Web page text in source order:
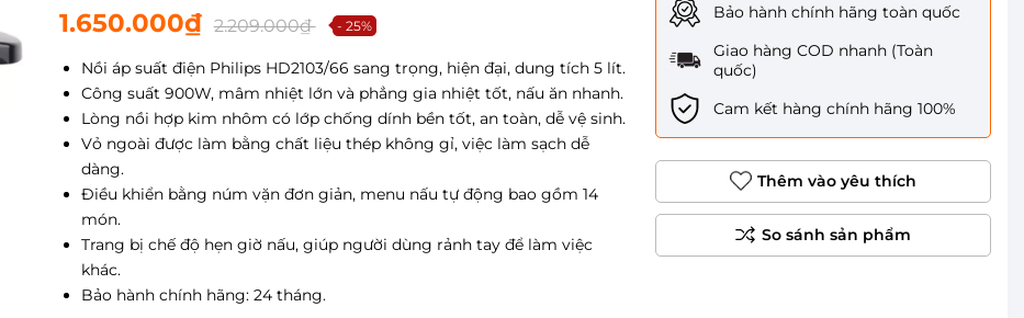
1.650.000₫ 2.209.000₫ - 25%
Nồi áp suất điện Philips HD2103/66 sang trọng, hiện đại, dung tích 5 lít.
Công suất 900W, mâm nhiệt lớn và phẳng gia nhiệt tốt, nấu ăn nhanh.
Lòng nồi hợp kim nhôm có lớp chống dính bền tốt, an toàn, dễ vệ sinh.
Vỏ ngoài được làm bằng chất liệu thép không gỉ, việc làm sạch dễ
dàng.
Điều khiển bằng núm vặn đơn giản, menu nấu tự động bao gồm 14
món.
Trang bị chế độ hẹn giờ nấu, giúp người dùng rảnh tay để làm việc
khác.
Bảo hành chính hãng: 24 tháng.
Bảo hành chính hãng toàn quốc
Giao hàng COD nhanh (Toàn
quốc)
Cam kết hàng chính hãng 100%
Thêm vào yêu thích